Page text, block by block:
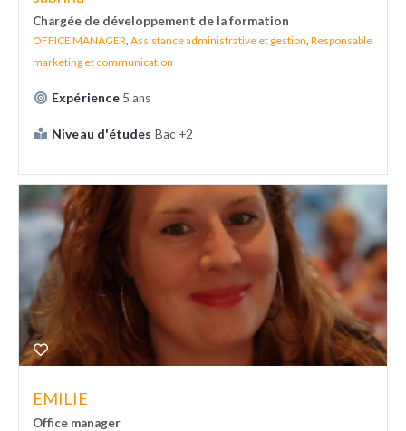
Chargée de développement de la formation
OFFICE MANAGER Assistance administrative et gestion Responsable
marketing et communication
Expérience 5 ans
Niveau d'études Bac +2
EMILIE
Office manager